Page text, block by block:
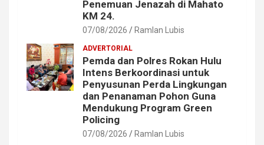
Penemuan Jenazah di Mahato
KM 24.
07/08/2026 Ramlan Lubis
ADVERTORIAL
Pemda dan Polres Rokan Hulu
Intens Berkoordinasi untuk
Penyusunan Perda Lingkungan
dan Penanaman Pohon Guna
Mendukung Program Green
Policing
07/08/2026 Ramlan Lubis